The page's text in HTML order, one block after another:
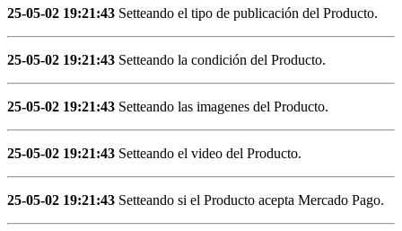
25-05-02 19:21:43 Setteando el tipo de publicación del Producto.
25-05-02 19:21:43 Setteando la condición del Producto.
25-05-02 19:21:43 Setteando las imagenes del Producto.
25-05-02 19:21:43 Setteando el video del Producto.
25-05-02 19:21:43 Setteando si el Producto acepta Mercado Pago.